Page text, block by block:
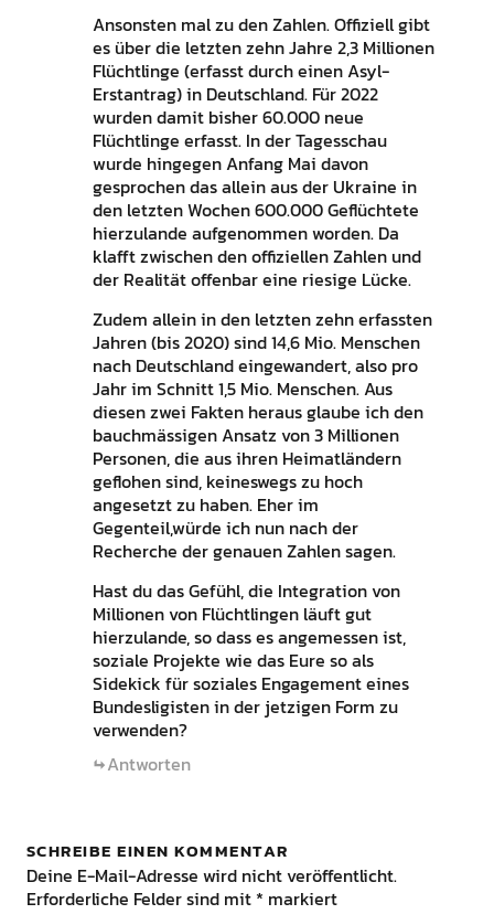
Ansonsten mal zu den Zahlen. Offiziell gibt
es über die letzten zehn Jahre 2,3 Millionen
Flüchtlinge (erfasst durch einen Asyl-
Erstantrag) in Deutschland. Für 2022
wurden damit bisher 60.000 neue
Flüchtlinge erfasst. In der Tagesschau
wurde hingegen Anfang Mai davon
gesprochen das allein aus der Ukraine in
den letzten Wochen 600.000 Geflüchtete
hierzulande aufgenommen worden. Da
klafft zwischen den offiziellen Zahlen und
der Realität offenbar eine riesige Lücke.
Zudem allein in den letzten zehn erfassten
Jahren (bis 2020) sind 14,6 Mio. Menschen
nach Deutschland eingewandert, also pro
Jahr im Schnitt 1,5 Mio. Menschen. Aus
diesen zwei Fakten heraus glaube ich den
bauchmässigen Ansatz von 3 Millionen
Personen, die aus ihren Heimatländern
geflohen sind, keineswegs zu hoch
angesetzt zu haben. Eher im
Gegenteil,würde ich nun nach der
Recherche der genauen Zahlen sagen.
Hast du das Gefühl, die Integration von
Millionen von Flüchtlingen läuft gut
hierzulande, so dass es angemessen ist,
soziale Projekte wie das Eure so als
Sidekick für soziales Engagement eines
Bundesligisten in der jetzigen Form zu
verwenden?
Antworten
SCHREIBE EINEN KOMMENTAR
Deine E-Mail-Adresse wird nicht veröffentlicht.
Erforderliche Felder sind mit * markiert